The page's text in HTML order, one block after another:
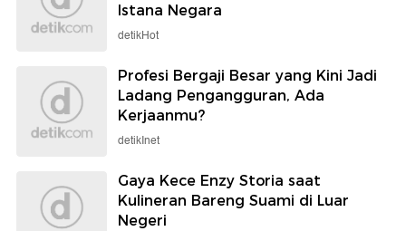
Istana Negara
detikHot
Profesi Bergaji Besar yang Kini Jadi
Ladang Pengangguran, Ada
Kerjaanmu?
detikInet
Gaya Kece Enzy Storia saat
Kulineran Bareng Suami di Luar
Negeri